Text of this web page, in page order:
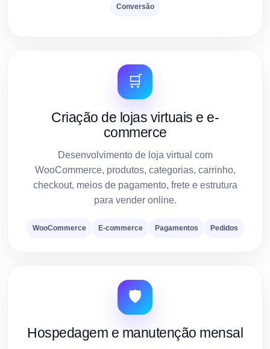
Conversão
🛒
Criação de lojas virtuais e e-
commerce
Desenvolvimento de loja virtual com
WooCommerce, produtos, categorias, carrinho,
checkout, meios de pagamento, frete e estrutura
para vender online.
WooCommerce E-commerce Pagamentos Pedidos
🛡️
Hospedagem e manutenção mensal